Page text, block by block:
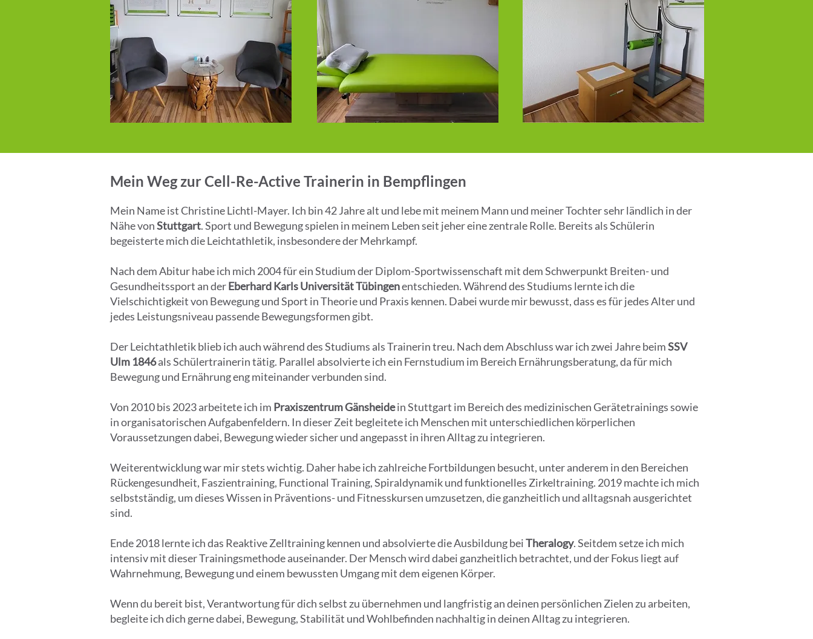
Mein Weg zur Cell-Re-Active Trainerin in Bempflingen
Mein Name ist Christine Lichtl-Mayer. Ich bin 42 Jahre alt und lebe mit meinem Mann und meiner Tochter sehr ländlich in der
Nähe vonStuttgart. Sport und Bewegung spielen in meinem Leben seit jeher eine zentrale Rolle. Bereits als Schülerin
begeisterte mich die Leichtathletik, insbesondere der Mehrkampf.
Nach dem Abitur habe ich mich 2004 für ein Studium der Diplom-Sportwissenschaft mit dem Schwerpunkt Breiten- und
Gesundheitssport an derEberhard Karls Universität Tübingenentschieden. Während des Studiums lernte ich die
Vielschichtigkeit von Bewegung und Sport in Theorie und Praxis kennen. Dabei wurde mir bewusst, dass es für jedes Alter und
jedes Leistungsniveau passende Bewegungsformen gibt.
Der Leichtathletik blieb ich auch während des Studiums als Trainerin treu. Nach dem Abschluss war ich zwei Jahre beimSSV
Ulm 1846als Schülertrainerin tätig. Parallel absolvierte ich ein Fernstudium im Bereich Ernährungsberatung, da für mich
Bewegung und Ernährung eng miteinander verbunden sind.
Von 2010 bis 2023 arbeitete ich im Praxiszentrum Gänsheidein Stuttgart im Bereich des medizinischen Gerätetrainings sowie
in organisatorischen Aufgabenfeldern. In dieser Zeit begleitete ich Menschen mit unterschiedlichen körperlichen
Voraussetzungen dabei, Bewegung wieder sicher und angepasst in ihren Alltag zu integrieren.
Weiterentwicklung war mir stets wichtig. Daher habe ich zahlreiche Fortbildungen besucht, unter anderem in den Bereichen
Rückengesundheit, Faszientraining, Functional Training, Spiraldynamik und funktionelles Zirkeltraining. 2019 machte ich mich
selbstständig, um dieses Wissen in Präventions- und Fitnesskursen umzusetzen, die ganzheitlich und alltagsnah ausgerichtet
sind.
Ende 2018 lernte ich das Reaktive Zelltraining kennen und absolvierte die Ausbildung beiTheralogy. Seitdem setze ich mich
intensiv mit dieser Trainingsmethode auseinander. Der Mensch wird dabei ganzheitlich betrachtet, und der Fokus liegt auf
Wahrnehmung, Bewegung und einem bewussten Umgang mit dem eigenen Körper.
Wenn du bereit bist, Verantwortung für dich selbst zu übernehmen und langfristig an deinen persönlichen Zielen zu arbeiten,
begleite ich dich gerne dabei, Bewegung, Stabilität und Wohlbefinden nachhaltig in deinen Alltag zu integrieren.